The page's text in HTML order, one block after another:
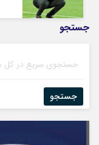
مرا به خاطر بسپار
جستجو
جستجو